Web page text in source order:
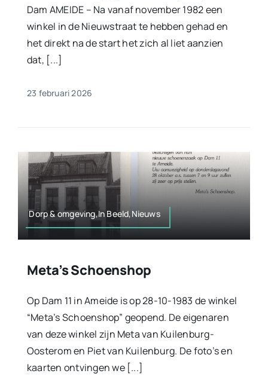
Dam AMEIDE – Na vanaf november 1982 een
winkel in de Nieuwstraat te hebben gehad en
het direkt na de start het zich al liet aanzien
dat, [...]
23 februari 2026
Dorp & omgeving,In Beeld,Nieuws
Meta’s Schoenshop
Op Dam 11 in Ameide is op 28-10-1983 de winkel
“Meta’s Schoenshop” geopend. De eigenaren
van deze winkel zijn Meta van Kuilenburg-
Oosterom en Piet van Kuilenburg. De foto’s en
kaarten ontvingen we [...]